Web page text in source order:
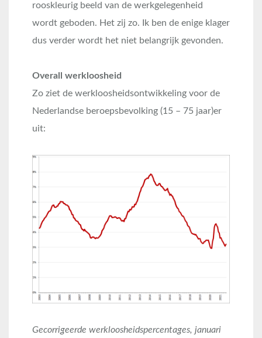
rooskleurig beeld van de werkgelegenheid
wordt geboden. Het zij zo. Ik ben de enige klager
dus verder wordt het niet belangrijk gevonden.
Overall werkloosheid
Zo ziet de werkloosheidsontwikkeling voor de
Nederlandse beroepsbevolking (15 – 75 jaar)er
uit:
Gecorrigeerde werkloosheidspercentages, januari